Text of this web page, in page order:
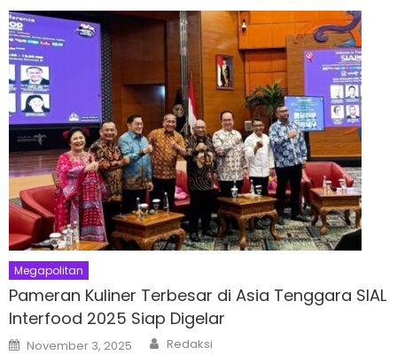
Megapolitan
Pameran Kuliner Terbesar di Asia Tenggara SIAL
Interfood 2025 Siap Digelar
Posted
on
November 3, 2025 Author
Redaksi